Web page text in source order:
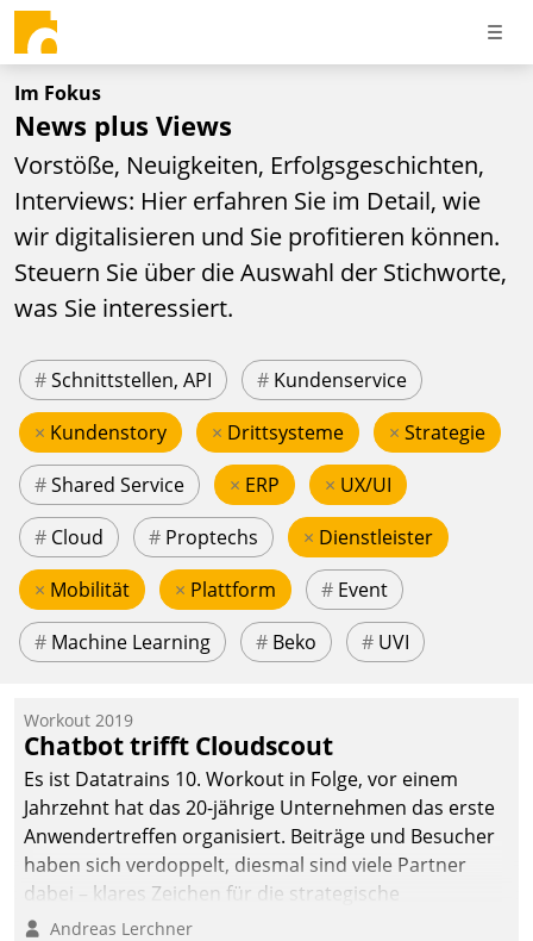
Im Fokus
News plus Views
Vorstöße, Neuigkeiten, Erfolgsgeschichten,
Interviews: Hier erfahren Sie im Detail, wie
wir digitalisieren und Sie profitieren können.
Steuern Sie über die Auswahl der Stichworte,
was Sie interessiert.
#Schnittstellen, API # Kundenservice
× Kundenstory × Drittsysteme × Strategie
#Shared Service × ERP × UX/UI
# Cloud # Proptechs × Dienstleister
× Mobilität × Plattform # Event
# Machine Learning # Beko # UVI
Workout 2019
Chatbot trifft Cloudscout
Es ist Datatrains 10. Workout in Folge, vor einem
Jahrzehnt hat das 20-jährige Unternehmen das erste
Anwendertreffen organisiert. Beiträge und Besucher
haben sich verdoppelt, diesmal sind viele Partner
dabei – klares Zeichen für die strategische
Fokussierung auf den Kunden.
Andreas Lerchner